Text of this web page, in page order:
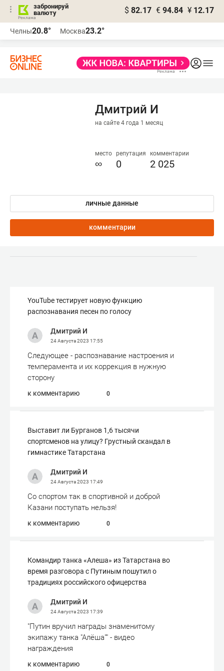
забронируй
валюту
$ 82.17 € 94.84 ¥ 12.17
Челны20.8° Москва23.2°
Дмитрий И
на сайте 4 года 1 месяц
место
∞
репутация
0
комментарии
2 025
личные данные
комментарии
YouTube тестирует новую функцию
распознавания песен по голосу
Дмитрий И
24 Августа 2023 17:55
Следующее - распознавание настроения и
темперамента и их коррекция в нужную
сторону
к комментарию 0
Выставит ли Бурганов 1,6 тысячи
спортсменов на улицу? Грустный скандал в
гимнастике Татарстана
Дмитрий И
24 Августа 2023 17:49
Со спортом так в спортивной и доброй
Казани поступать нельзя!
к комментарию 0
Командир танка «Алеша» из Татарстана во
время разговора с Путиным пошутил о
традициях российского офицерства
Дмитрий И
24 Августа 2023 17:39
"Путин вручил награды знаменитому
экипажу танка "Алёша"" - видео
награждения
к комментарию 0